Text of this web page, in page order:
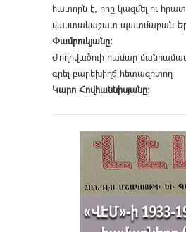
հատորն է, որը կազմել ու
վաստակաշատ պատմաբան
Փամբուկյանը։
Ժողովածուի համար
գրել բարեխիղճ հետազոտող
Կարո Հովհաննիսյանը։